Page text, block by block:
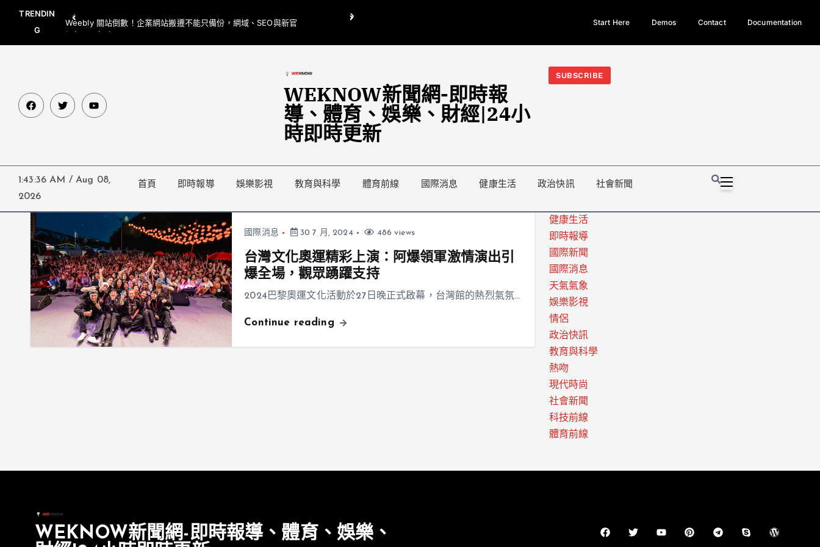
TRENDIN
G
Weebly 關站倒數！企業網站搬遷不能只備份，網域、SEO與新官
網都要一起處理
翁曉玲喊刪陸委會1295萬媒宣費惹議 梁文傑回「只能靠嘴巴」
今日熱門新聞TOP3｜西拉雅族正式成第17個原住民族、立院電競
光電場回
Start Here Demos Contact Documentation
WEKNOW新聞網-即時報
導、體育、娛樂、財經|24小
時即時更新
SUBSCRIBE
1:43:37 AM / Aug 08,
2026
首頁 即時報導 娛樂影視 教育與科學 體育前線 國際消息 健康生活 政治快訊 社會新聞
國際消息 30 7 月, 2024 486 views
台灣文化奧運精彩上演：阿爆領軍激情演出引
爆全場，觀眾踴躍支持
2024巴黎奧運文化活動於27日晚正式啟幕，台灣館的熱烈氣氛…
Continue reading
健康生活
即時報導
國際新聞
國際消息
天氣氣象
娛樂影視
情侶
政治快訊
教育與科學
熱吻
現代時尚
社會新聞
科技前線
體育前線
WEKNOW新聞網-即時報導、體育、娛樂、